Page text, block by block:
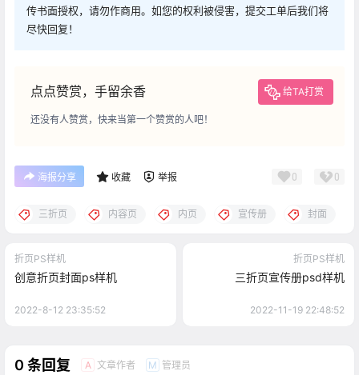
传书面授权，请勿作商用。如您的权利被侵害，提交工单后我们将
尽快回复！
点点赞赏，手留余香 给TA打赏
还没有人赞赏，快来当第一个赞赏的人吧！
海报分享 收藏 举报 0 0
三折页 内容页 内页 宣传册 封面
折页PS样机
创意折页封面ps样机
2022-8-12 23:35:52
折页PS样机
三折页宣传册psd样机
2022-11-19 22:48:52
0 条回复 A 文章作者 M 管理员